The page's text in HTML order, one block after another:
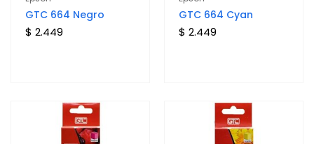
GTC 664 Negro
$ 2.449
GTC 664 Cyan
$ 2.449